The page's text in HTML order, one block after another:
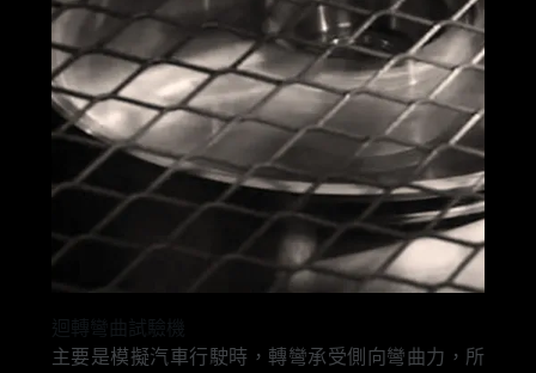
迴轉彎曲試驗機
主要是模擬汽車行駛時，轉彎承受側向彎曲力，所